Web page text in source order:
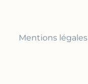
Mentions légales